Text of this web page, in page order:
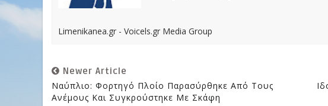
Limenikanea.gr - Voicels.gr Media Group
Newer Article
Ναύπλιο: Φορτηγό Πλοίο Παρασύρθηκε Από Τους
Ανέμους Και Συγκρούστηκε Με Σκάφη